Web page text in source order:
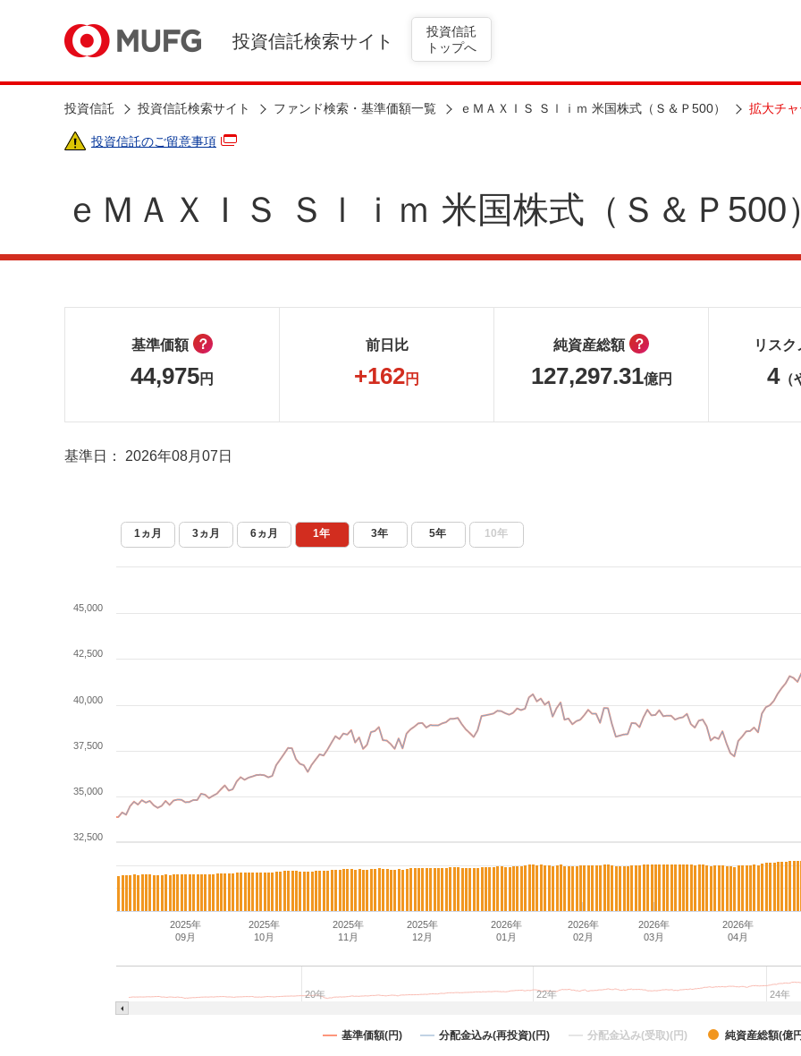
投資信託検索サイト
投資信託
トップへ
投資信託 投資信託検索サイト ファンド検索・基準価額一覧 ｅＭＡＸＩＳ Ｓｌｉｍ 米国株式（Ｓ＆Ｐ500） 拡大チ
投資信託のご留意事項
ｅＭＡＸＩＳ Ｓｌｉｍ 米国株式（Ｓ＆Ｐ500
基準価額 ？
44,975円
前日比
+162円
純資産総額 ？
127,297.31億円
リス
4（
基準日： 2026年08月07日
2025年
09月
2025年
10月
2025年
11月
2025年
12月
2026年
01月
2026年
02月
2026年
03月
2026年
04月
20年 22年 24年
1ヵ月 3ヵ月 6ヵ月 1年 3年 5年 10年
基準価額(円) 分配金込み(再投資)(円) 分配金込み(受取)(円) 純資産総額(億
32,500
35,000
37,500
40,000
42,500
45,000